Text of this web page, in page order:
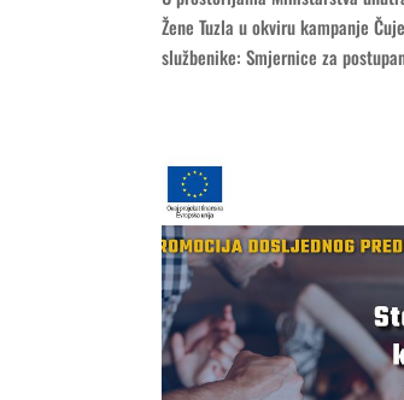
Žene Tuzla u okviru kampanje
službenike: Smjernice za